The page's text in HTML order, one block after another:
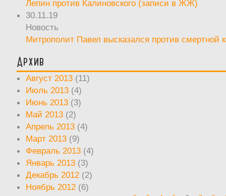
Лепин против Калиновского (записи в ЖЖ)
30.11.19
Новость
Митрополит Павел высказался против смертной
Архив
Август 2013 (11)
Июль 2013 (4)
Июнь 2013 (3)
Май 2013 (2)
Апрель 2013 (4)
Март 2013 (9)
Февраль 2013 (4)
Январь 2013 (3)
Декабрь 2012 (2)
Ноябрь 2012 (6)